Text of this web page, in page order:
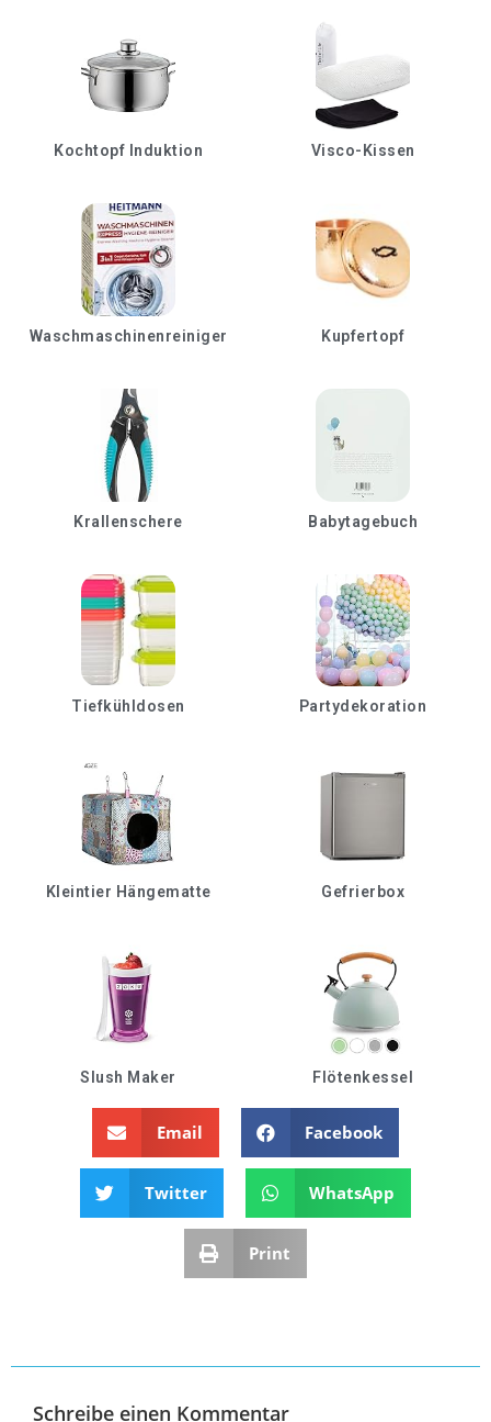
Kochtopf Induktion Visco-Kissen
Waschmaschinenreiniger Kupfertopf
Krallenschere Babytagebuch
Tiefkühldosen Partydekoration
Kleintier Hängematte Gefrierbox
Slush Maker Flötenkessel
Email Facebook
Twitter WhatsApp
Print
Schreibe einen Kommentar